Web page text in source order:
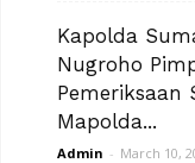
Kapolda
Nugroho
Pemeriksaan
Mapolda...
Admin - March 10,